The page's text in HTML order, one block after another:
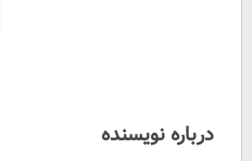
درباره نویسنده